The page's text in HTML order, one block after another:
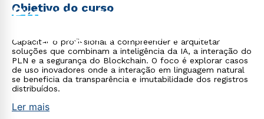
Processamento em
Linguagem Natural e
Blockchain - 6 meses
Objetivo do curso
Capacitar o profissional a compreender e arquitetar
soluções que combinam a inteligência da IA, a interação do
PLN e a segurança do Blockchain. O foco é explorar casos
de uso inovadores onde a interação em linguagem natural
se beneficia da transparência e imutabilidade dos registros
distribuídos.
Ler mais